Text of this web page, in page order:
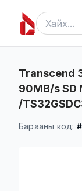
Transcend
90MB/s SD
/
Барааны код: